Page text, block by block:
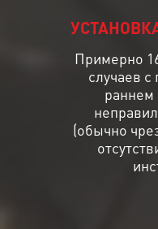
Примерно
случаев
раннем
(обычно